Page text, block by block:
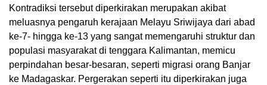
Kontradiksi tersebut diperkirakan merupakan akibat
meluasnya pengaruh kerajaan Melayu Sriwijaya dari abad
ke-7- hingga ke-13 yang sangat memengaruhi struktur dan
populasi masyarakat di tenggara Kalimantan, memicu
perpindahan besar-besaran, seperti migrasi orang Banjar
ke Madagaskar. Pergerakan seperti itu diperkirakan juga